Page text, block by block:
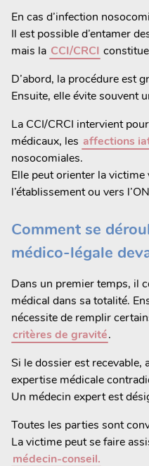
En cas d’infection
Il est possible d’entamer
mais la CCI/CRCI
D’abord, la procédure est
Ensuite, elle évite souvent
La CCI/CRCI intervient
médicaux, les affections
nosocomiales.
Elle peut orienter la victime
l’établissement ou vers
Comment se
médico-légale
Dans un premier temps, il
médical dans sa totalité.
nécessite de remplir
critères de gravité.
Si le dossier est recevable,
expertise médicale
Un médecin expert est
Toutes les parties sont
La victime peut se faire
médecin-conseil.